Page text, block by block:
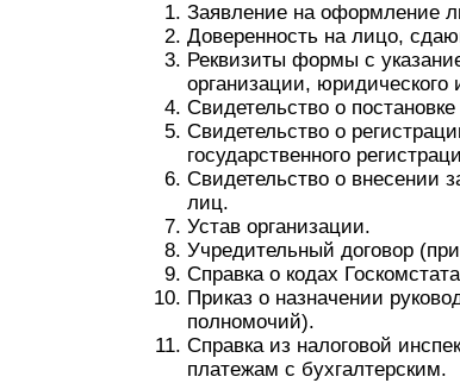
Заявление на оформление
Доверенность на лицо,
Реквизиты формы с
организации, юридического
Свидетельство о
Свидетельство о
государственного
Свидетельство о внесении
лиц.
Устав организации.
Учредительный договор
Справка о кодах
Приказ о назначении
полномочий).
Справка из налоговой
платежам с бухгалтерским.